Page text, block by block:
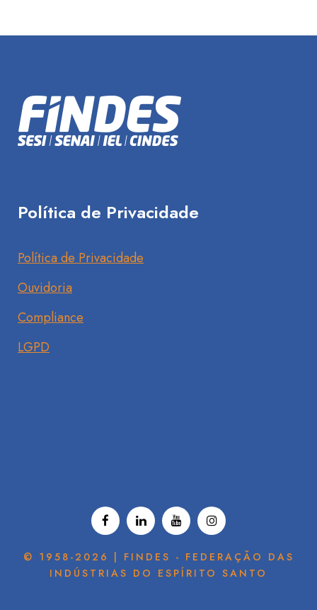
Política de Privacidade
Política de Privacidade
Ouvidoria
Compliance
LGPD
© 1958-2026 | FINDES - FEDERAÇÃO DAS
INDÚSTRIAS DO ESPÍRITO SANTO